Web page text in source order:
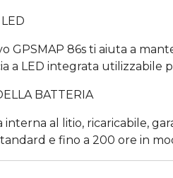
GPSMAP 86s ti aiuta a
a LED integrata utilizzabile
BATTERIA
interna al litio, ricaricabile,
e fino a 200 ore in